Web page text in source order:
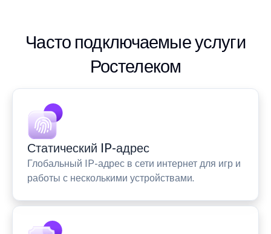
Часто подключаемые услуги
Ростелеком
Статический IP-адрес
Глобальный IP-адрес в сети интернет для игр и
работы с несколькими устройствами.